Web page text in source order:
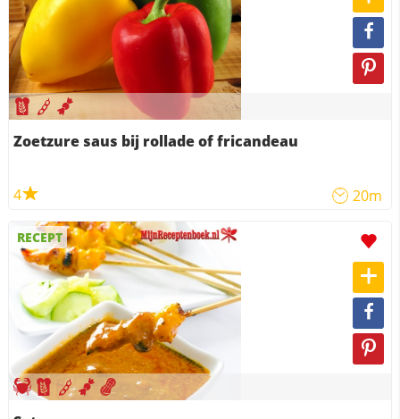
Zoetzure saus bij rollade of fricandeau
4 20m
RECEPT